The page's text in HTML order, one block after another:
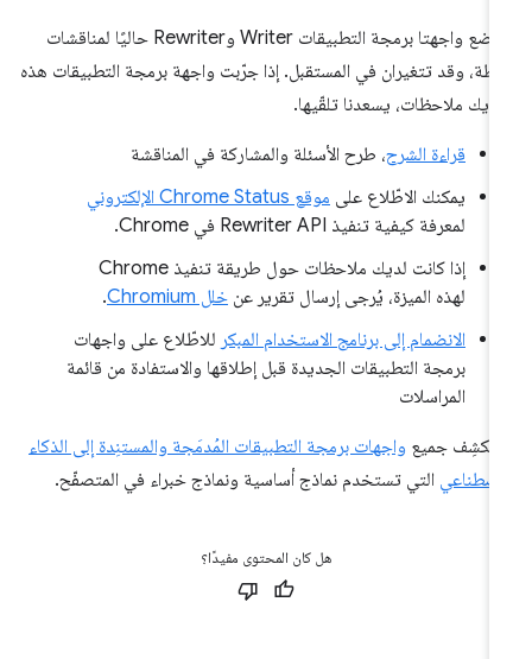
تخضع واجهتا برمجة التطبيقات Writer وRewriter حاليًا لمناقشات
وقد تتغيران في المستقبل. إذا جرّبت واجهة برمجة التطبيقات هذه
ملاحظات، يسعدنا تلقّيها.
قراءة الشرح، طرح الأسئلة والمشاركة في المناقشة
يمكنك الاطّلاع علىموقع Chrome Status الإلكتروني
لمعرفة كيفية تنفيذ Rewriter API في Chrome.
إذا كانت لديك ملاحظات حول طريقة تنفيذ Chrome
لهذه الميزة، يُرجى إرسال تقرير عن خلل Chromium
.
الانضمام إلى برنامج الاستخدام المبكرللاطّلاع على واجهات
برمجة التطبيقات الجديدة قبل إطلاقها والاستفادة من قائمة
المراسلات
جميعواجهات برمجة التطبيقات المُدمَجة والمستنِدة إلى الذكاء
التي تستخدم نماذج أساسية ونماذج خبراء في المتصفّح.
هل كان المحتوى مفيدًا؟